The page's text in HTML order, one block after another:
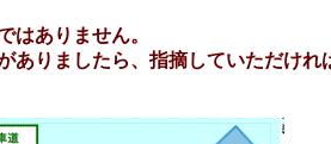
はありません。
ありましたら、指摘していただけれ